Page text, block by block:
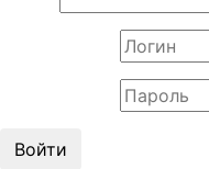
Войти